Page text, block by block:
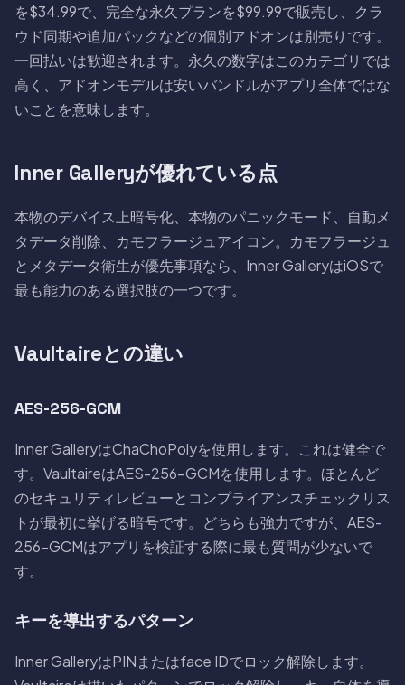
を$34.99で、完全な永久プランを$99.99で販売し、クラ
ウド同期や追加パックなどの個別アドオンは別売りです。
一回払いは歓迎されます。永久の数字はこのカテゴリでは
高く、アドオンモデルは安いバンドルがアプリ全体ではな
いことを意味します。
Inner Galleryが優れている点
本物のデバイス上暗号化、本物のパニックモード、自動メ
タデータ削除、カモフラージュアイコン。カモフラージュ
とメタデータ衛生が優先事項なら、Inner GalleryはiOSで
最も能力のある選択肢の一つです。
Vaultaireとの違い
AES-256-GCM
Inner GalleryはChaChoPolyを使用します。これは健全で
す。VaultaireはAES-256-GCMを使用します。ほとんど
のセキュリティレビューとコンプライアンスチェックリス
トが最初に挙げる暗号です。どちらも強力ですが、AES-
256-GCMはアプリを検証する際に最も質問が少ないで
す。
キーを導出するパターン
Inner GalleryはPINまたはface IDでロック解除します。